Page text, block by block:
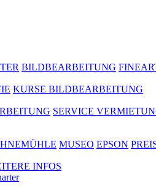
BILDBEARBEITUNG
KURSE BILDBEARBEITUNG
SERVICE
MUSEO EPSON
INFOS